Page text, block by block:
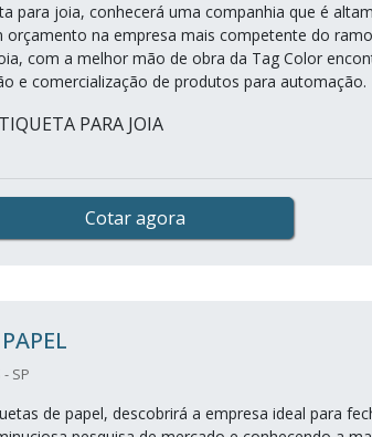
para joia, conhecerá uma companhia que é
orçamento na empresa mais competente do
com a melhor mão de obra da Tag Color
e comercialização de produtos para automação.
PARA JOIA
Cotar agora
SP
de papel, descobrirá a empresa ideal para